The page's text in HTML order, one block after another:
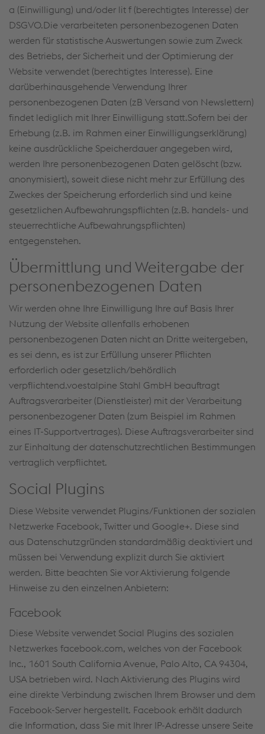
a (Einwilligung) und/oder lit f (berechtigtes Interesse) der
DSGVO.Die verarbeiteten personenbezogenen Daten
werden für statistische Auswertungen sowie zum Zweck
des Betriebs, der Sicherheit und der Optimierung der
Website verwendet (berechtigtes Interesse). Eine
darüberhinausgehende Verwendung Ihrer
personenbezogenen Daten (zB Versand von Newslettern)
findet lediglich mit Ihrer Einwilligung statt.Sofern bei der
Erhebung (z.B. im Rahmen einer Einwilligungserklärung)
keine ausdrückliche Speicherdauer angegeben wird,
werden Ihre personenbezogenen Daten gelöscht (bzw.
anonymisiert), soweit diese nicht mehr zur Erfüllung des
Zweckes der Speicherung erforderlich sind und keine
gesetzlichen Aufbewahrungspflichten (z.B. handels- und
steuerrechtliche Aufbewahrungspflichten)
entgegenstehen.
Übermittlung und Weitergabe der
personenbezogenen Daten
Wir werden ohne Ihre Einwilligung Ihre auf Basis Ihrer
Nutzung der Website allenfalls erhobenen
personenbezogenen Daten nicht an Dritte weitergeben,
es sei denn, es ist zur Erfüllung unserer Pflichten
erforderlich oder gesetzlich/behördlich
verpflichtend.voestalpine Stahl GmbH beauftragt
Auftragsverarbeiter (Dienstleister) mit der Verarbeitung
personenbezogener Daten (zum Beispiel im Rahmen
eines IT-Supportvertrages). Diese Auftragsverarbeiter sind
zur Einhaltung der datenschutzrechtlichen Bestimmungen
vertraglich verpflichtet.
Social Plugins
Diese Website verwendet Plugins/Funktionen der sozialen
Netzwerke Facebook, Twitter und Google+. Diese sind
aus Datenschutzgründen standardmäßig deaktiviert und
müssen bei Verwendung explizit durch Sie aktiviert
werden. Bitte beachten Sie vor Aktivierung folgende
Hinweise zu den einzelnen Anbietern:
Facebook
Diese Website verwendet Social Plugins des sozialen
Netzwerkes facebook.com, welches von der Facebook
Inc., 1601 South California Avenue, Palo Alto, CA 94304,
USA betrieben wird. Nach Aktivierung des Plugins wird
eine direkte Verbindung zwischen Ihrem Browser und dem
Facebook-Server hergestellt. Facebook erhält dadurch
die Information, dass Sie mit Ihrer IP-Adresse unsere Seite